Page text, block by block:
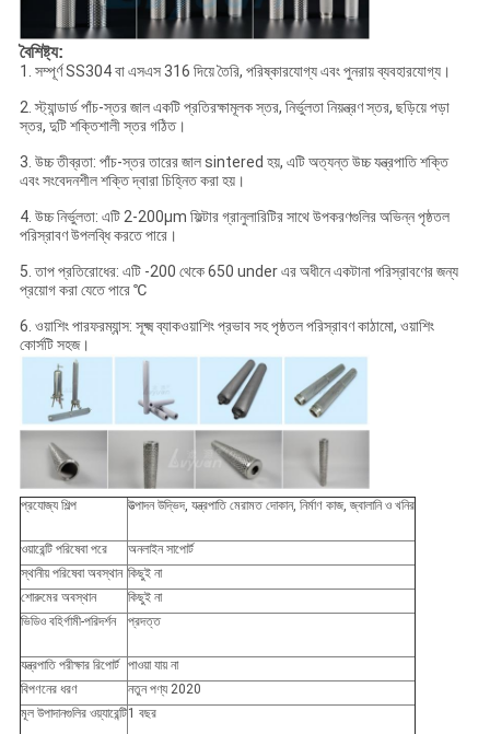
বৈশিষ্ট্য:
1. সম্পূর্ণ SS304 বা এসএস 316 দিয়ে তৈরি, পরিষ্কারযোগ্য এবং পুনরায় ব্যবহারযোগ্য।
2. স্ট্যান্ডার্ড পাঁচ-স্তর জাল একটি প্রতিরক্ষামূলক স্তর, নির্ভুলতা নিয়ন্ত্রণ স্তর, ছড়িয়ে পড়া
স্তর, দুটি শক্তিশালী স্তর গঠিত।
3. উচ্চ তীব্রতা: পাঁচ-স্তর তারের জাল sintered হয়, এটি অত্যন্ত উচ্চ যন্ত্রপাতি শক্তি
এবং সংবেদনশীল শক্তি দ্বারা চিহ্নিত করা হয়।
4. উচ্চ নির্ভুলতা: এটি 2-200μm ফিল্টার গ্রানুলারিটির সাথে উপকরণগুলির অভিন্ন পৃষ্ঠতল
পরিস্রাবণ উপলব্ধি করতে পারে।
5. তাপ প্রতিরোধের: এটি -200 থেকে 650 under এর অধীনে একটানা পরিস্রাবণের জন্য
প্রয়োগ করা যেতে পারে ℃
6. ওয়াশিং পারফরম্যান্স: সূক্ষ্ম ব্যাকওয়াশিং প্রভাব সহ পৃষ্ঠতল পরিস্রাবণ কাঠামো, ওয়াশিং
কোর্সটি সহজ।
প্রযোজ্য শিল্প উত্পাদন উদ্ভিদ, যন্ত্রপাতি মেরামত দোকান, নির্মাণ কাজ, জ্বালানি ও খনির
ওয়ারেন্টি পরিষেবা পরে
অনলাইন সাপোর্ট
স্থানীয় পরিষেবা অবস্থান কিছুই না
শোরুমের অবস্থান
কিছুই না
ভিডিও বহির্গামী-পরিদর্শন
প্রদত্ত
যন্ত্রপাতি পরীক্ষার রিপোর্ট পাওয়া যায় না
বিপণনের ধরণ
নতুন পণ্য 2020
মূল উপাদানগুলির ওয়্যারেন্টি1 বছর